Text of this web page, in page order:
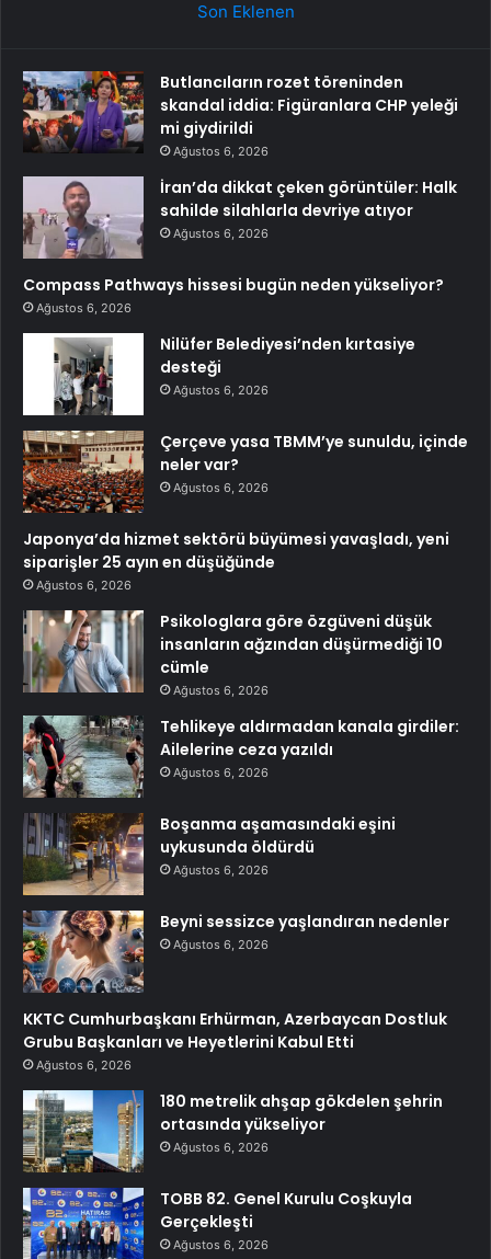
Son Eklenen
Butlancıların rozet töreninden
skandal iddia: Figüranlara CHP yeleği
mi giydirildi
Ağustos 6, 2026
İran’da dikkat çeken görüntüler: Halk
sahilde silahlarla devriye atıyor
Ağustos 6, 2026
Compass Pathways hissesi bugün neden yükseliyor?
Ağustos 6, 2026
Nilüfer Belediyesi’nden kırtasiye
desteği
Ağustos 6, 2026
Çerçeve yasa TBMM’ye sunuldu, içinde
neler var?
Ağustos 6, 2026
Japonya’da hizmet sektörü büyümesi yavaşladı, yeni
siparişler 25 ayın en düşüğünde
Ağustos 6, 2026
Psikologlara göre özgüveni düşük
insanların ağzından düşürmediği 10
cümle
Ağustos 6, 2026
Tehlikeye aldırmadan kanala girdiler:
Ailelerine ceza yazıldı
Ağustos 6, 2026
Boşanma aşamasındaki eşini
uykusunda öldürdü
Ağustos 6, 2026
Beyni sessizce yaşlandıran nedenler
Ağustos 6, 2026
KKTC Cumhurbaşkanı Erhürman, Azerbaycan Dostluk
Grubu Başkanları ve Heyetlerini Kabul Etti
Ağustos 6, 2026
180 metrelik ahşap gökdelen şehrin
ortasında yükseliyor
Ağustos 6, 2026
TOBB 82. Genel Kurulu Coşkuyla
Gerçekleşti
Ağustos 6, 2026